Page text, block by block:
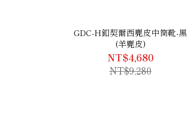
GDC-H釦契爾西麂皮中筒靴-黑
(羊麂皮)
NT$4,680
NT$9,280